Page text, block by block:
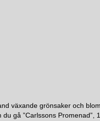
växande grönsaker och
gå ”Carlssons